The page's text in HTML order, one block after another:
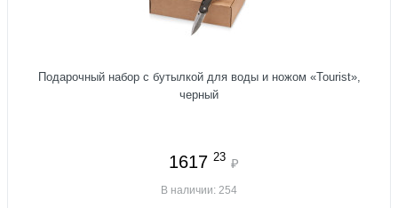
Подарочный набор с бутылкой для воды и ножом «Tourist»,
черный
1617 23 ₽
В наличии: 254